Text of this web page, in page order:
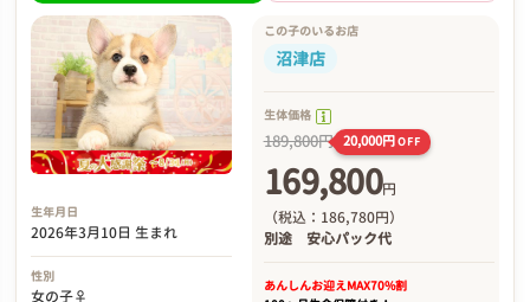
生年月日
2026年3月10日 生まれ
性別
女の子♀
この子のいるお店
沼津店
生体価格
189,800円 20,000円OFF
169,800円
（税込：186,780円）
別途 安心パック代
あんしんお迎えMAX70%割